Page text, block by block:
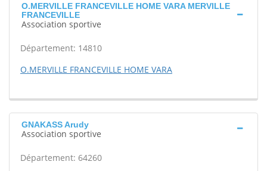
O.MERVILLE FRANCEVILLE HOME VARA MERVILLE
FRANCEVILLE
Association sportive
Département: 14810
O.MERVILLE FRANCEVILLE HOME VARA
GNAKASS Arudy
Association sportive
Département: 64260